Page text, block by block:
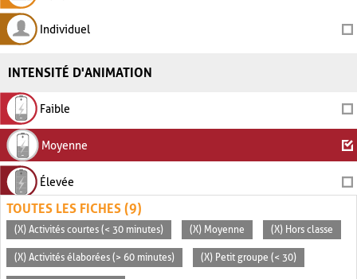
Individuel
INTENSITÉ D'ANIMATION
Faible
Moyenne
Élevée
TOUTES LES FICHES (9)
(X) Activités courtes (< 30 minutes) (X) Moyenne (X) Hors classe
(X) Activités élaborées (> 60 minutes) (X) Petit groupe (< 30)